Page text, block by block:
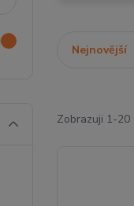
Nejnovější
Zobrazuji 1-20